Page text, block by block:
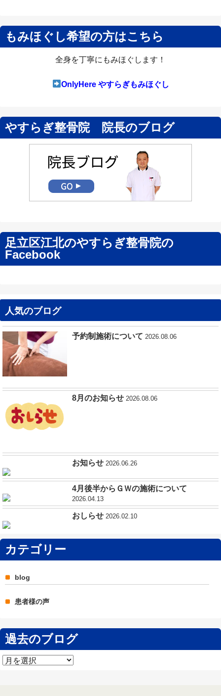
もみほぐし希望の方はこちら
全身を丁寧にもみほぐします！
OnlyHere やすらぎもみほぐし
やすらぎ整骨院 院長のブログ
足立区江北のやすらぎ整骨院の
Facebook
人気のブログ
予約制施術について 2026.08.06
8月のお知らせ 2026.08.06
お知らせ 2026.06.26
4月後半からＧＷの施術について
2026.04.13
おしらせ 2026.02.10
カテゴリー
blog
患者様の声
過去のブログ
過